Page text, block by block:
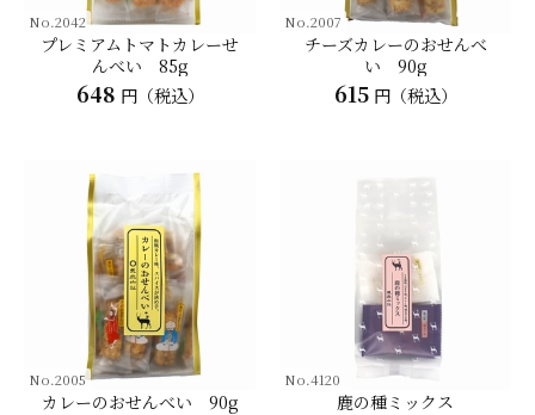
No.2042
プレミアムトマトカレーせ
んべい 85g
648 円（税込）
No.2007
チーズカレーのおせんべ
い 90g
615円（税込）
No.2005
カレーのおせんべい 90g
No.4120
鹿の種ミックス